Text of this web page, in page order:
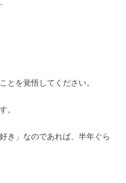
とを覚悟してください。
。
き」なのであれば、半年ぐら